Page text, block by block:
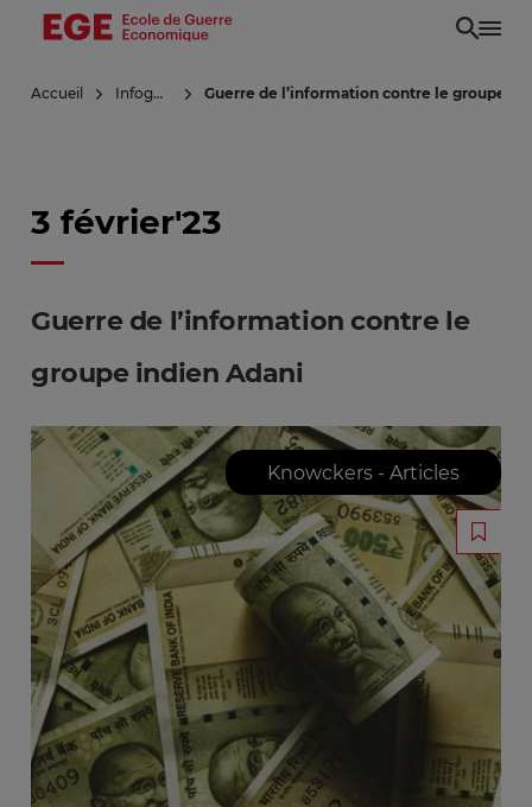
Aller
principal
Accueil Infoguerre Guerre de l’information contre le groupe
3 février'23
Guerre de l’information contre le
groupe indien Adani
Knowckers - Articles